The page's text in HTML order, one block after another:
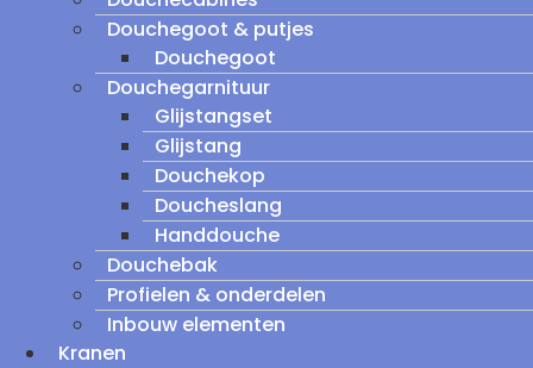
Douchegoot & putjes
Douchegoot
Douchegarnituur
Glijstangset
Glijstang
Douchekop
Doucheslang
Handdouche
Douchebak
Profielen & onderdelen
Inbouw elementen
Kranen